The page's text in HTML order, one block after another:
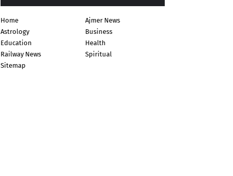
Home
Ajmer News
Astrology
Business
Education
Health
Railway News
Spiritual
Sitemap